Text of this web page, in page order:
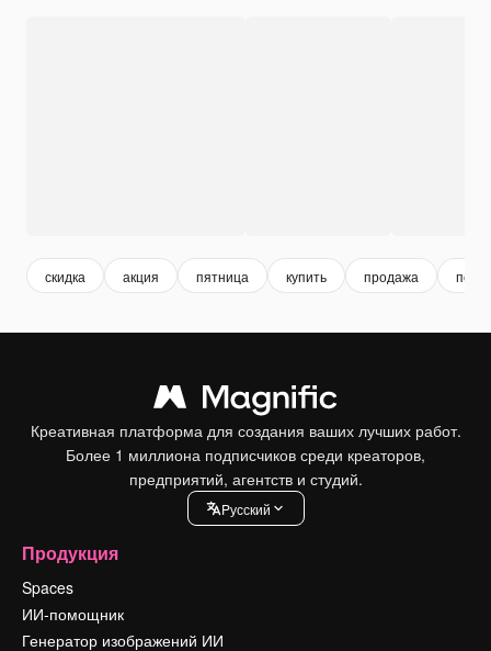
скидка акция пятница купить продажа
Креативная платформа для создания ваших лучших работ.
Более 1 миллиона подписчиков среди креаторов,
предприятий, агентств и студий.
Pусский
Продукция
Spaces
ИИ-помощник
Генератор изображений ИИ